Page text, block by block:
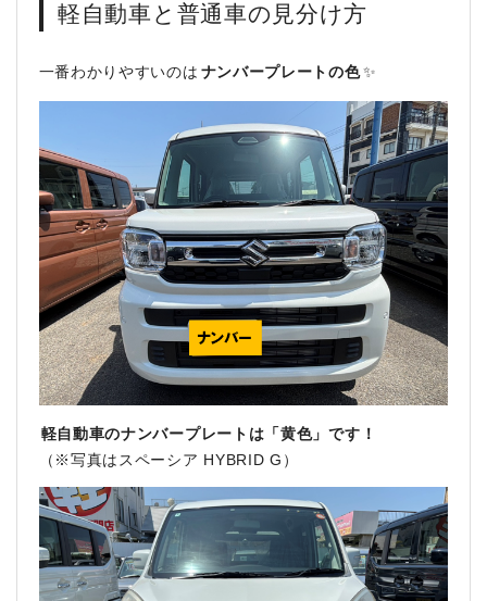
軽自動車と普通車の見分け方
一番わかりやすいのは ナンバープレートの色✨
軽自動車のナンバープレートは「黄色」です！
（※写真はスペーシア HYBRID G）